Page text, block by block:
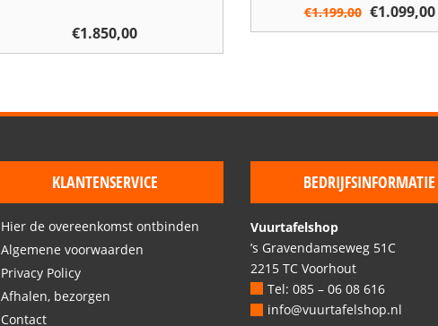
€1.850,00
€1.199,00
prijs
€1.099,00
KLANTENSERVICE
Hier de overeenkomst ontbinden
Algemene voorwaarden
Privacy Policy
Afhalen, bezorgen
Contact
BEDRIJFSINFORMATIE
Vuurtafelshop
’s Gravendamseweg 51C
2215 TC Voorhout
Tel: 085 – 06 08 616
info@vuurtafelshop.nl